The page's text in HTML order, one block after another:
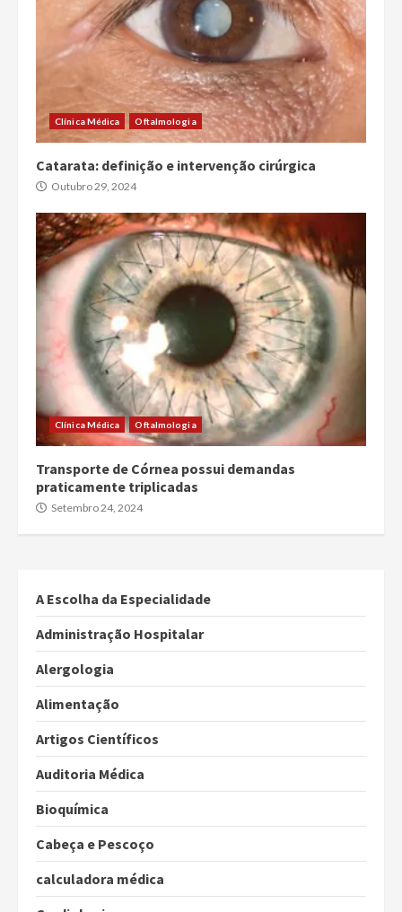
Clínica Médica Oftalmologia
Catarata: definição e intervenção cirúrgica
Outubro 29, 2024
Clínica Médica Oftalmologia
Transporte de Córnea possui demandas
praticamente triplicadas
Setembro 24, 2024
A Escolha da Especialidade
Administração Hospitalar
Alergologia
Alimentação
Artigos Científicos
Auditoria Médica
Bioquímica
Cabeça e Pescoço
calculadora médica